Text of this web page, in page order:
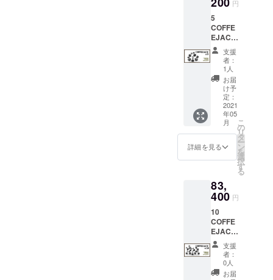
別途ご
負担と
なりま
す。予
めご了
承くだ
さい。
＊別途
ご支援
いただ
いた場
合、
COFFE
EJACK
援時の
メール
考欄に
ご記入
くださ
い
搭載
で、さ
まざま
なニー
ズに対
応しま
す。 ＊
電池は
含まれ
ており
ませ
ん。 ＊
の価格
には送
す。 ＊
本品は
海外か
らの発
送とな
るた
め、価
格には
日本の
消費税
税につ
いては
支援者
様にて
別途ご
負担と
なりま
す。予
めご了
承くだ
さい。
＊別途
ご支援
いただ
いた場
™ご支
援時の
アドレ
スを備
考欄に
ご記入
くださ
からの
発送と
なるた
め、価
格には
日本の
消費税
は含ま
れてお
りませ
ん。 た
だし、
輸入関
税につ
いては
負担と
なりま
す。予
めご了
承くだ
さい。
＊海外
からの
発送と
なりま
円
5
COFFE
EJACK
™
【54％
割引】
定価
99,400
円より
53,200
円OFF
＊こち
らの価
格には
送料が
含まれ
＊本品
は海外
からの
発送と
なるた
め、価
格には
日本の
消費税
は含ま
支援
者：
1人
お届
け予
定：
2021
年05
月
詳細を見る
こ
の
リ
タ
ー
ン
を
選
択
す
る
83,
400 円
10
COFFE
EJACK
™
【57％
割引】
定価
支援
者：
0人
お届